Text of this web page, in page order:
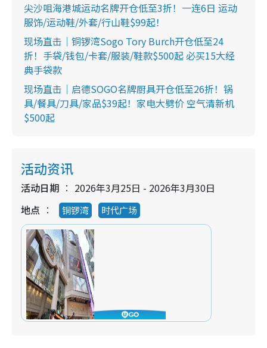
尖沙咀海港城运动名牌开仓低至3折！一连6日 运动
服饰/运动鞋/外套/行山鞋$99起！
现场直击｜铜锣湾Sogo Tory Burch开仓低至24
折！手袋/钱包/卡套/服装/鞋款$500起 必买15大经
典手袋款
现场直击｜启德SOGO名牌厨具开仓低至26折！锅
具/餐具/刀具/家品$39起！家电大劈价 空气清新机
$500起
活动资讯
活动日期
2026年3月25日 - 2026年3月30日
地点
铜锣湾 时代广场